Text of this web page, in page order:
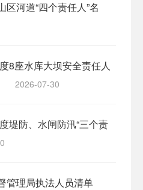
河道“四个责任人”名
8座水库大坝安全责任人
2026-07-30
堤防、水闸防汛“三个责
管理局执法人员清单